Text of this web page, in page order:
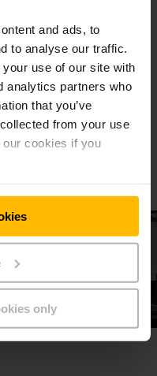
and ads, to
to analyse our traffic.
use of our site with
analytics partners who
that you’ve
from your use
cookies if you
only
bárhol,
ingadozása vagy nem
maradhat, ha az
targoncát bérli.
kapacitást tartson
jelent. Több mint
rendelkezünk, és
targoncával állunk